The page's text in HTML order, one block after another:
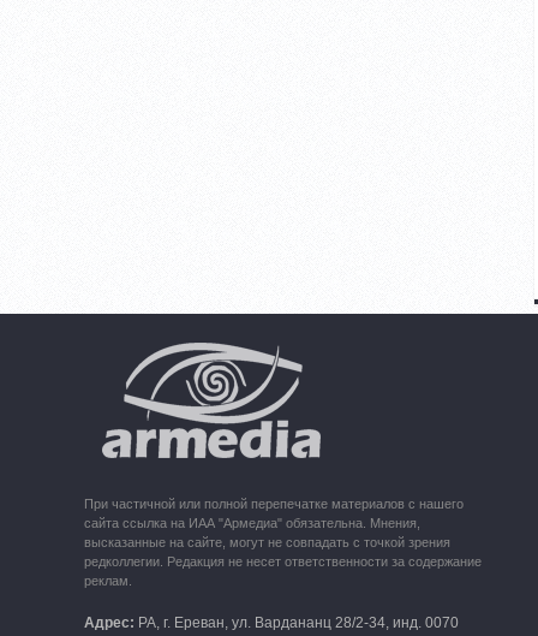
При частичной или полной перепечатке материалов с нашего
сайта ссылка на ИАА "Армедиа" обязательна. Мнения,
высказанные на сайте, могут не совпадать с точкой зрения
редколлегии. Редакция не несет ответственности за содержание
реклам.
Адрес: РА, г. Ереван, ул. Вардананц 28/2-34, инд. 0070